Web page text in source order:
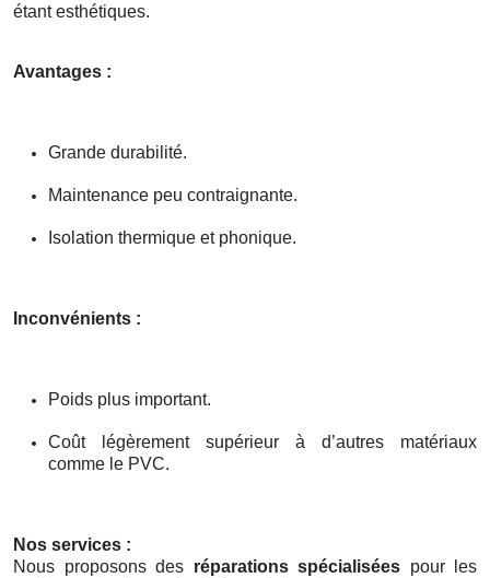
étant esthétiques.
Avantages :
Grande durabilité.
Maintenance peu contraignante.
Isolation thermique et phonique.
Inconvénients :
Poids plus important.
Coût légèrement supérieur à d’autres matériaux
comme le PVC.
Nos services :
Nous proposons des réparations spécialisées pour les